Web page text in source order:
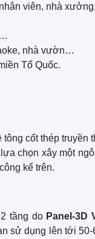
viên, nhà
nhà vườn…
Tổ Quốc.
cốt thép truyền
chọn xây một
kể trên.
tầng do Panel-3D
sử dụng lên tới 50-